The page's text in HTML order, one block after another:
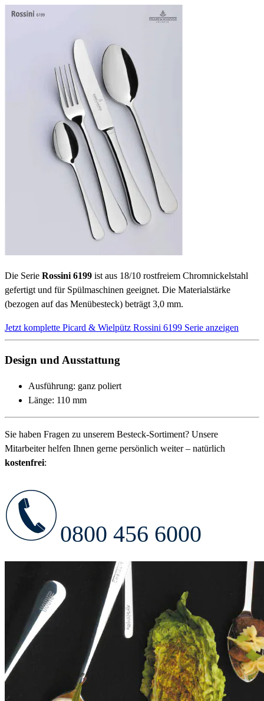
Die Serie Rossini 6199 ist aus 18/10 rostfreiem Chromnickelstahl
gefertigt und für Spülmaschinen geeignet. Die Materialstärke
(bezogen auf das Menübesteck) beträgt 3,0 mm.
Jetzt komplette Picard & Wielpütz Rossini 6199 Serie anzeigen
Design und Ausstattung
Ausführung: ganz poliert
Länge: 110 mm
Sie haben Fragen zu unserem Besteck-Sortiment? Unsere
Mitarbeiter helfen Ihnen gerne persönlich weiter – natürlich
kostenfrei:
0800 456 6000